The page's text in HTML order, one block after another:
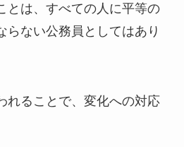
とは、すべての人に平等の
らない公務員としてはあり
れることで、変化への対応